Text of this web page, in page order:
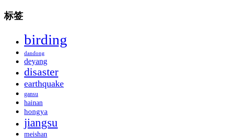
标签
birding
dandong
deyang
disaster
earthquake
gansu
hainan
hongya
jiangsu
meishan